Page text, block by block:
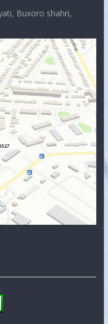
Buxoro shahri,